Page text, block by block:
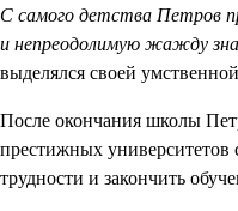
С самого детства Петров
и непреодолимую жажду
выделялся своей
После окончания школы
престижных университетов
трудности и закончить